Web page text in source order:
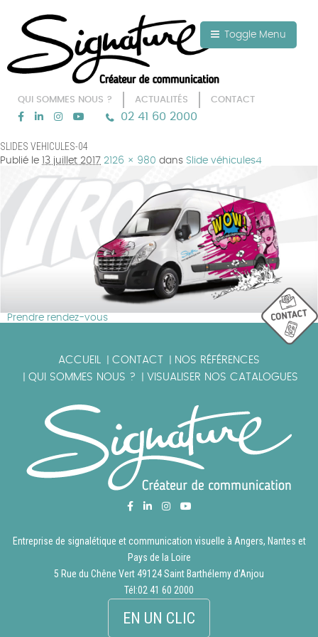
QUI SOMMES NOUS ? ACTUALITÉS CONTACT
02 41 60 2000
Passer
au
contenu
Menu principal
Toggle Menu
SLIDES VEHICULES-04
Publié le 13 juillet 2017 2126 × 980 dans Slide véhicules4
Prendre rendez-vous
ACCUEIL CONTACT NOS RÉFÉRENCES
QUI SOMMES NOUS ? VISUALISER NOS CATALOGUES
Entreprise de signalétique et communication visuelle à Angers, Nantes et
Pays de la Loire
5 Rue du Chêne Vert 49124 Saint Barthélemy d'Anjou
Tél:02 41 60 2000
EN UN CLIC